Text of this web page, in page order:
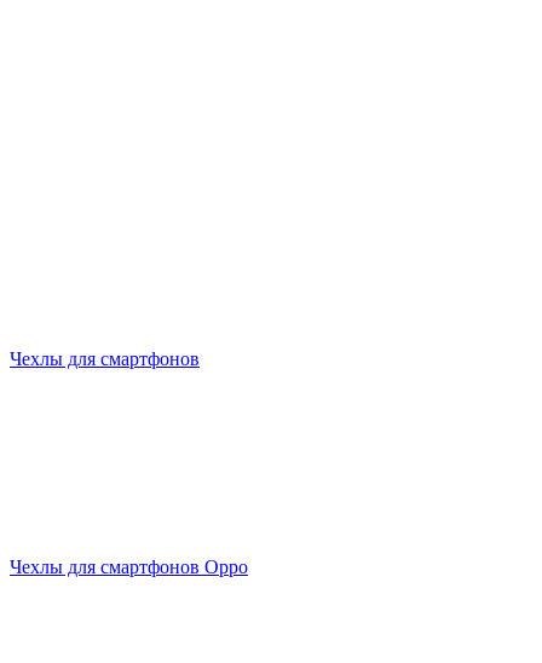
Чехлы для смартфонов
Чехлы для смартфонов Oppo